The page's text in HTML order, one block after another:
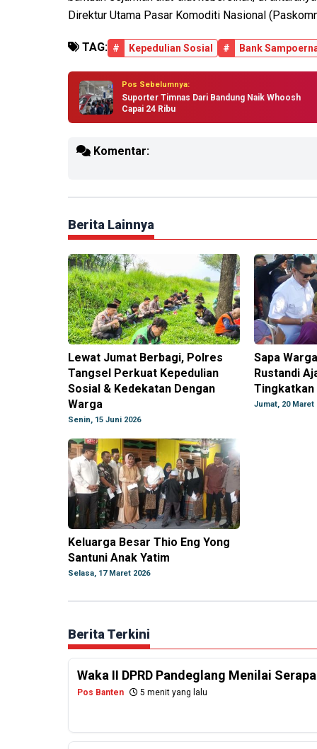
Direktur Utama Pasar Komoditi Nasional
TAG: # Kepedulian Sosial # Bank
Pos Sebelumnya:
Suporter Timnas Dari Bandung Naik Whoosh
Capai 24 Ribu
Komentar:
Berita Lainnya
Lewat Jumat Berbagi, Polres
Tangsel Perkuat Kepedulian
Sosial & Kedekatan Dengan
Warga
Senin, 15 Juni 2026
Sapa
Rustandi
Tingkatkan
Jumat, 20 Maret
Keluarga Besar Thio Eng Yong
Santuni Anak Yatim
Selasa, 17 Maret 2026
Berita Terkini
Waka II DPRD Pandeglang Menilai
Pos Banten 5 menit yang lalu